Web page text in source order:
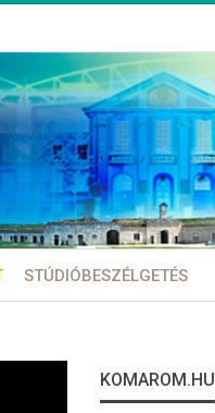
STÚDIÓBESZÉLGETÉS
KOMAROM.HU